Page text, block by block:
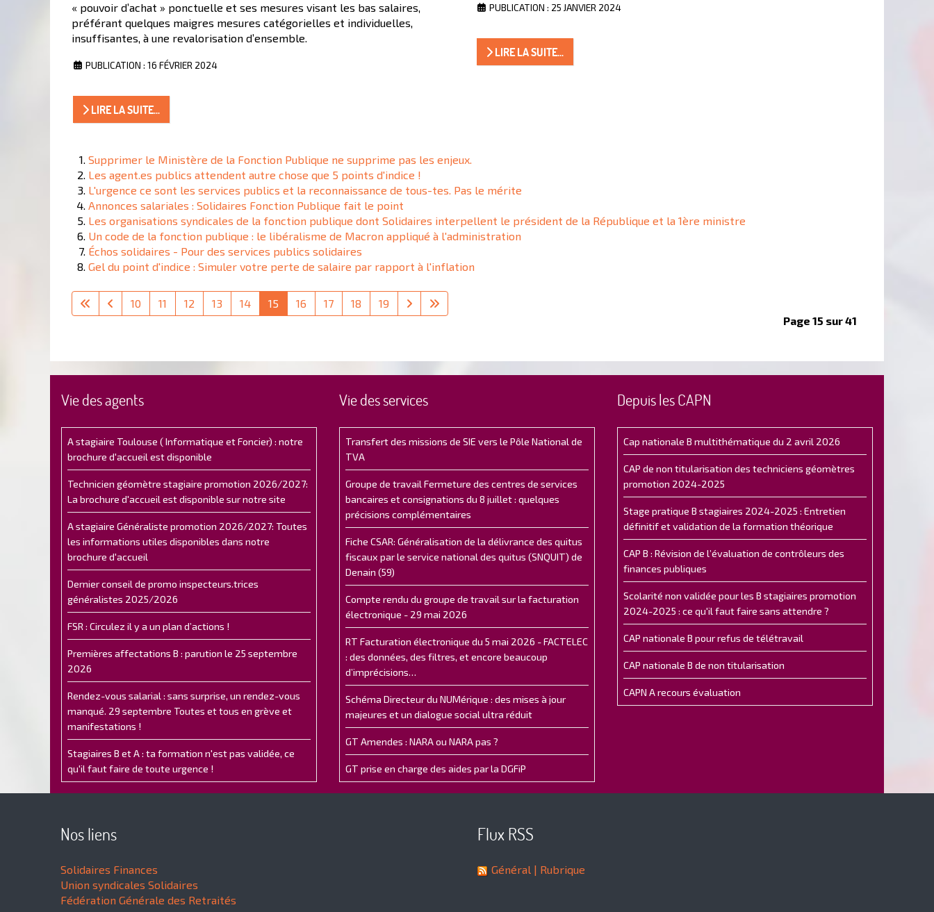
« pouvoir d’achat » ponctuelle et ses mesures visant les bas salaires,
préférant quelques maigres mesures catégorielles et individuelles,
insuffisantes, à une revalorisation d’ensemble.
PUBLICATION : 16 FÉVRIER 2024
LIRE LA SUITE...
PUBLICATION : 25 JANVIER 2024
LIRE LA SUITE...
Supprimer le Ministère de la Fonction Publique ne supprime pas les enjeux.
Les agent.es publics attendent autre chose que 5 points d'indice !
L'urgence ce sont les services publics et la reconnaissance de tous-tes. Pas le mérite
Annonces salariales : Solidaires Fonction Publique fait le point
Les organisations syndicales de la fonction publique dont Solidaires interpellent le président de la République et la 1ère ministre
Un code de la fonction publique : le libéralisme de Macron appliqué à l'administration
Échos solidaires - Pour des services publics solidaires
Gel du point d'indice : Simuler votre perte de salaire par rapport à l'inflation
Page 15 sur 41
10 11 12 13 14 15 16 17 18 19
Vie des agents
A stagiaire Toulouse ( Informatique et Foncier) : notre
brochure d'accueil est disponible
Technicien géomètre stagiaire promotion 2026/2027:
La brochure d'accueil est disponible sur notre site
A stagiaire Généraliste promotion 2026/2027: Toutes
les informations utiles disponibles dans notre
brochure d'accueil
Dernier conseil de promo inspecteurs.trices
généralistes 2025/2026
FSR : Circulez il y a un plan d’actions !
Premières affectations B : parution le 25 septembre
2026
Rendez-vous salarial : sans surprise, un rendez-vous
manqué. 29 septembre Toutes et tous en grève et
manifestations !
Stagiaires B et A : ta formation n'est pas validée, ce
qu'il faut faire de toute urgence !
Vie des services
Transfert des missions de SIE vers le Pôle National de
TVA
Groupe de travail Fermeture des centres de services
bancaires et consignations du 8 juillet : quelques
précisions complémentaires
Fiche CSAR: Généralisation de la délivrance des quitus
fiscaux par le service national des quitus (SNQUIT) de
Denain (59)
Compte rendu du groupe de travail sur la facturation
électronique - 29 mai 2026
RT Facturation électronique du 5 mai 2026 - FACTELEC
: des données, des filtres, et encore beaucoup
d’imprécisions…
Schéma Directeur du NUMérique : des mises à jour
majeures et un dialogue social ultra réduit
GT Amendes : NARA ou NARA pas ?
GT prise en charge des aides par la DGFiP
Depuis les CAPN
Cap nationale B multithématique du 2 avril 2026
CAP de non titularisation des techniciens géomètres
promotion 2024-2025
Stage pratique B stagiaires 2024-2025 : Entretien
définitif et validation de la formation théorique
CAP B : Révision de l’évaluation de contrôleurs des
finances publiques
Scolarité non validée pour les B stagiaires promotion
2024-2025 : ce qu'il faut faire sans attendre ?
CAP nationale B pour refus de télétravail
CAP nationale B de non titularisation
CAPN A recours évaluation
Nos liens
Solidaires Finances
Union syndicales Solidaires
Fédération Générale des Retraités
Flux RSS
Général | Rubrique